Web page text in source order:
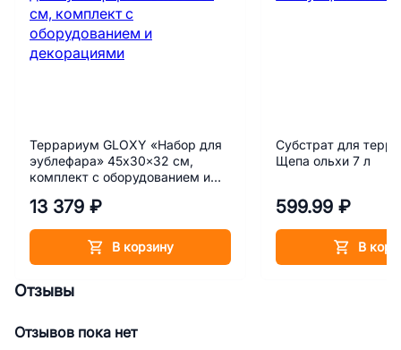
Террариум GLOXY «Набор для
эублефара» 45х30×32 см,
комплект с оборудованием и
13 379 ₽
В корзину
Субстрат для
Щепа ольхи 7 л
599.99 ₽
В
Отзывы
Отзывов пока нет